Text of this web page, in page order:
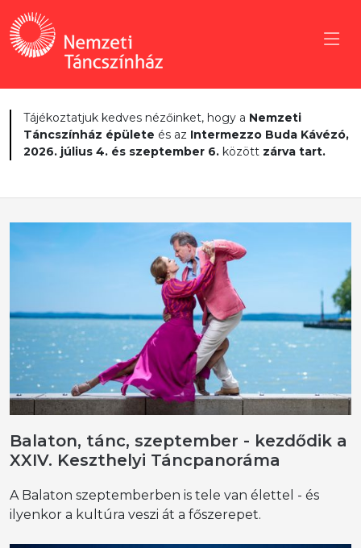
Tájékoztatjuk kedves nézőinket, hogy a Nemzeti
Táncszínház épülete és az Intermezzo Buda Kávézó,
2026. július 4. és szeptember 6. között zárva tart.
Balaton, tánc, szeptember - kezdődik a
XXIV. Keszthelyi Táncpanoráma
A Balaton szeptemberben is tele van élettel - és
ilyenkor a kultúra veszi át a főszerepet.